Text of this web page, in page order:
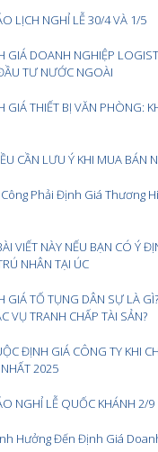
LỊCH NGHỈ LỄ 30/4 VÀ 1/5
GIÁ DOANH NGHIỆP
TƯ NƯỚC NGOÀI
GIÁ THIẾT BỊ VĂN PHÒNG:
CẦN LƯU Ý KHI MUA BÁN
Phải Định Giá Thương
VIẾT NÀY NẾU BẠN CÓ Ý
NHÂN TẠI ÚC
GIÁ TỐ TỤNG DÂN SỰ LÀ
VỤ TRANH CHẤP TÀI SẢN?
ĐỊNH GIÁ CÔNG TY KHI
2025
NGHỈ LỄ QUỐC KHÁNH 2/9
Hưởng Đến Định Giá